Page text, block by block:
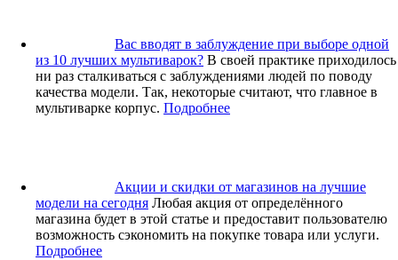
Вас вводят в заблуждение при выборе одной
из 10 лучших мультиварок? В своей практике приходилось
ни раз сталкиваться с заблуждениями людей по поводу
качества модели. Так, некоторые считают, что главное в
мультиварке корпус. Подробнее
Акции и скидки от магазинов на лучшие
модели на сегодня Любая акция от определённого
магазина будет в этой статье и предоставит пользователю
возможность сэкономить на покупке товара или услуги.
Подробнее